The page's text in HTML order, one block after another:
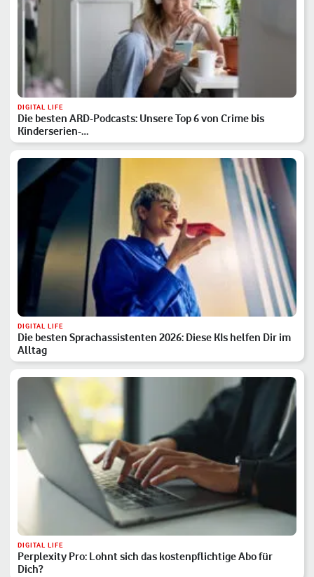
DIGITAL LIFE
Die besten ARD-Podcasts: Unsere Top 6 von Crime bis
Kinderserien-…
DIGITAL LIFE
Die besten Sprachassistenten 2026: Diese KIs helfen Dir im
Alltag
DIGITAL LIFE
Perplexity Pro: Lohnt sich das kostenpflichtige Abo für
Dich?